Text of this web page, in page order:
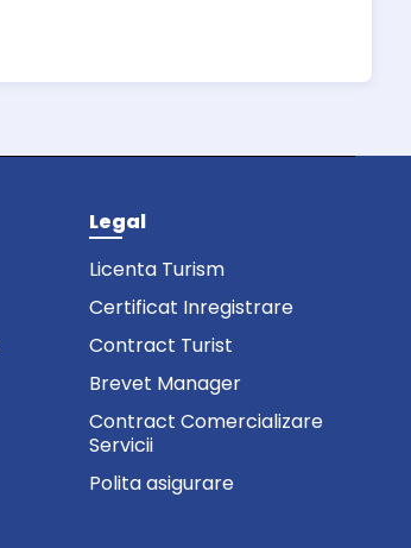
Legal
Licenta Turism
Certificat Inregistrare
Contract Turist
Brevet Manager
Contract Comercializare
Servicii
Polita asigurare